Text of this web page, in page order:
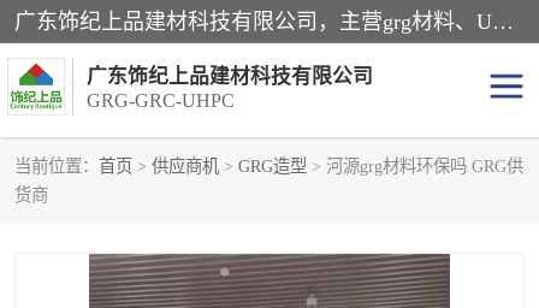
广东饰纪上品建材科技有限公司，主营grg材料、UHPC板、grc构件、uhpc幕墙板、grg厂家、grc厂家、uhpc厂家、GRG吊顶、grg石膏板、grg构件、外墙grc线条、grg造型、grg材料定制，uhpc高性能混凝土，uhpc构件，uhpc镂空挂板，grg材料生产厂家，广东grg厂家，广东grc厂家，联系方式*，2万平厂房，如果您对我公司的产品服务感兴趣，请联系我们。
广东饰纪上品建材科技有限公司
GRG-GRC-UHPC
当前位置： 首页 > 供应商机 > GRG造型 > 河源grg材料环保吗 GRG供
货商
GRG构件
UHPC构件 发泡陶瓷装饰构件